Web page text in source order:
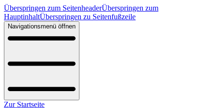
Überspringen zum SeitenheaderÜberspringen zum
HauptinhaltÜberspringen zu Seitenfußzeile
Navigationsmenü öffnen
Zur Startseite